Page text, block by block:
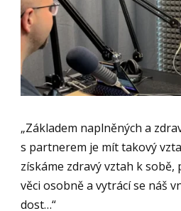
„Základem naplněných a
s partnerem je mít takový
získáme zdravý vztah k
věci osobně a vytrácí se náš
dost…“